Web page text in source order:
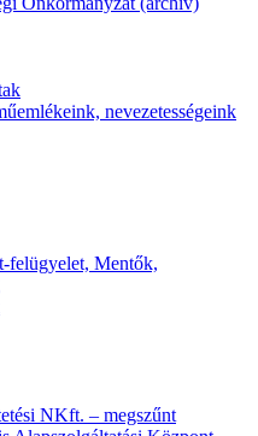
nevezetességeink
felügyelet, Mentők,
NKft. – megszűnt